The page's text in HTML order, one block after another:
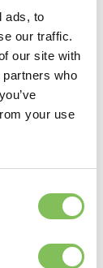
ads, to
our traffic.
our site with
who
your use